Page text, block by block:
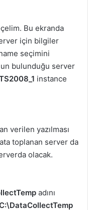
Bu ekranda
için bilgiler
seçimini
bulunduğu server
instance
verilen yazılması
toplanan server da
olacak.
adını